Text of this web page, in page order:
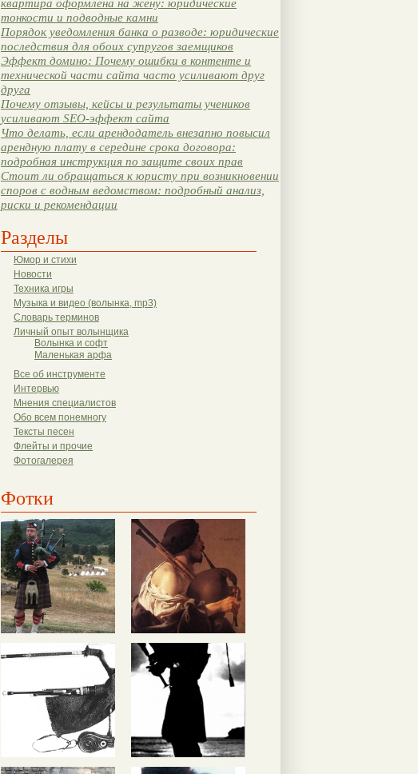
квартира оформлена на жену: юридические
тонкости и подводные камни
Порядок уведомления банка о разводе: юридические
последствия для обоих супругов заемщиков
Эффект домино: Почему ошибки в контенте и
технической части сайта часто усиливают друг
друга
Почему отзывы, кейсы и результаты учеников
усиливают SEO-эффект сайта
Что делать, если арендодатель внезапно повысил
арендную плату в середине срока договора:
подробная инструкция по защите своих прав
Стоит ли обращаться к юристу при возникновении
споров с водным ведомством: подробный анализ,
риски и рекомендации
Разделы
Юмор и стихи
Новости
Техника игры
Музыка и видео (волынка, mp3)
Словарь терминов
Личный опыт волынщика
Волынка и софт
Маленькая арфа
Все об инструменте
Интервью
Мнения специалистов
Обо всем понемногу
Тексты песен
Флейты и прочие
Фотогалерея
Фотки